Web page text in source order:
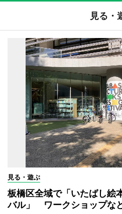
見る・
見る・遊ぶ
板橋区全域で「いたばし絵
バル」 ワークショップな